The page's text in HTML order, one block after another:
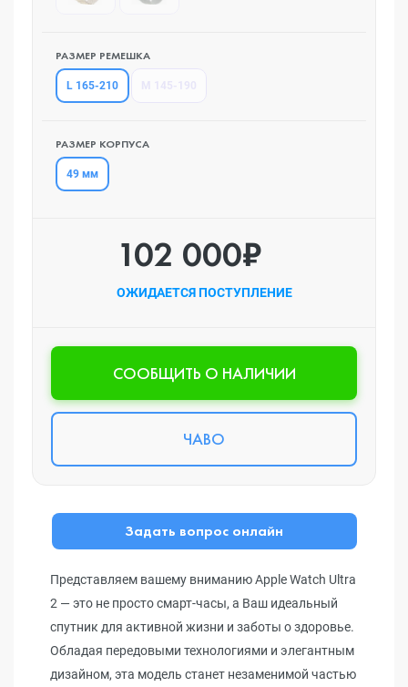
РАЗМЕР РЕМЕШКА
L 165-210
РАЗМЕР КОРПУСА
49 мм
102 000₽
ОЖИДАЕТСЯ ПОСТУПЛЕНИЕ
CООБЩИТЬ О НАЛИЧИИ
ЧАВО
Задать вопрос онлайн
Представляем вашему вниманию Apple Watch Ultra
2 — это не просто смарт-часы, а Ваш идеальный
спутник для активной жизни и заботы о здоровье.
Обладая передовыми технологиями и элегантным
дизайном, эта модель станет незаменимой частью